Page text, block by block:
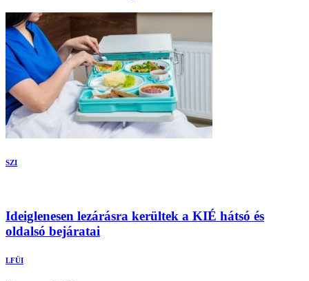
SZI
Ideiglenesen lezárásra kerültek a KIÉ hátsó és
oldalsó bejáratai
LFÜI